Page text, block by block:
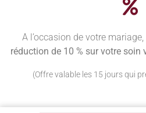
A l’occasion de votre mariage,
réduction de 10 % sur votre soin
(Offre valable les 15 jours qui